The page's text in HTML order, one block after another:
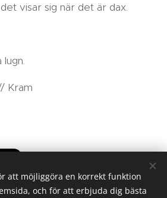
visar sig när det är dax.
lugn.
Kram
att möjliggöra en korrekt funktion
och för att erbjuda dig bästa